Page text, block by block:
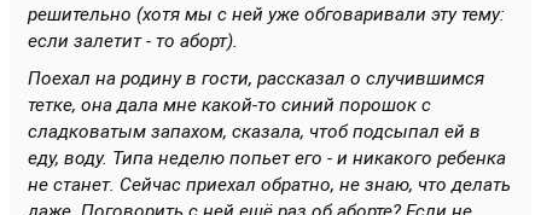
решительно (хотя мы с ней уже обговаривали эту тему:
если залетит - то аборт).
Поехал на родину в гости, рассказал о случившимся
тетке, она дала мне какой-то синий порошок с
сладковатым запахом, сказала, чтоб подсыпал ей в
еду, воду. Типа неделю попьет его - и никакого ребенка
не станет. Сейчас приехал обратно, не знаю, что делать